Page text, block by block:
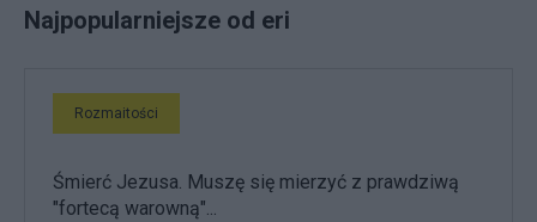
Najpopularniejsze od eri
Rozmaitości
Śmierć Jezusa. Muszę się mierzyć z prawdziwą
"fortecą warowną"...